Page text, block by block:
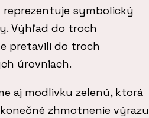
symbolický
Výhľad do troch
pretavili do troch
úrovniach.
aj modlivku zelenú, ktorá
zhmotnenie výrazu